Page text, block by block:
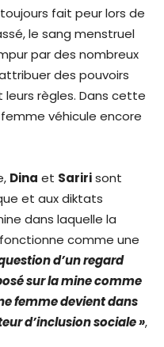
fait peur lors de
le sang menstruel
par des nombreux
des pouvoirs
règles. Dans cette
véhicule encore
Dina et Saririsont
et aux diktats
dans laquelle la
comme une
d’un regard
sur la mine comme
femme devient dans
d’inclusion sociale »,